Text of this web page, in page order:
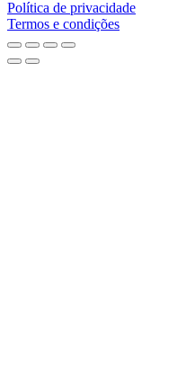
Política de privacidade
Termos e condições